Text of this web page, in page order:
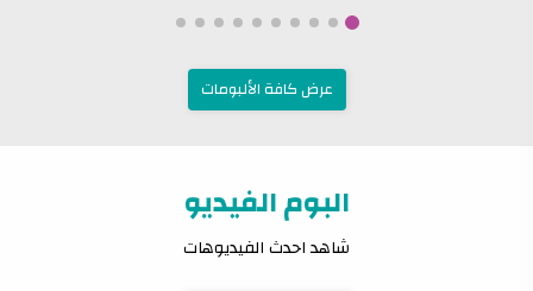
عرض كافة الألبومات
البوم الفيديو
شاهد احدث الفيديوهات